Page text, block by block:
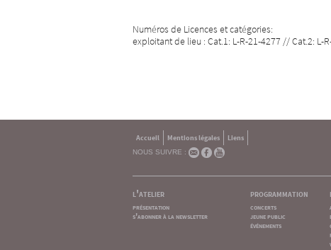
Numéros de Licences et catégories:
exploitant de lieu : Cat.1: L-R-21-4277 // Cat.2: L-
Accueil Mentions légales
Liens
NOUS SUIVRE :
l'atelier
présentation
s'abonner à la newsletter
programmation
concerts
jeune public
événements